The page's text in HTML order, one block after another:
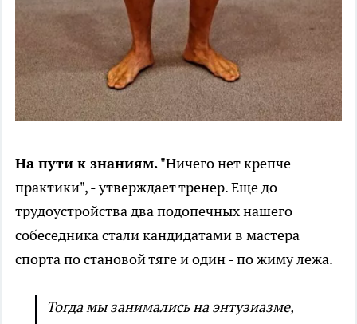
На пути к знаниям."Ничего нет крепче
практики", - утверждает тренер. Еще до
трудоустройства два подопечных нашего
собеседника стали кандидатами в мастера
спорта по становой тяге и один - по жиму лежа.
Тогда мы занимались на энтузиазме,